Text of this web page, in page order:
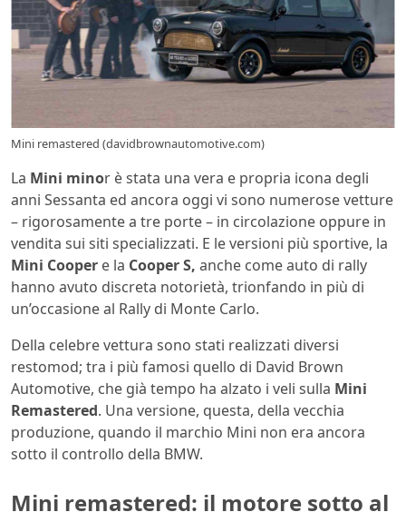
Mini remastered (davidbrownautomotive.com)
La Mini minor è stata una vera e propria icona degli
anni Sessanta ed ancora oggi vi sono numerose vetture
– rigorosamente a tre porte – in circolazione oppure in
vendita sui siti specializzati. E le versioni più sportive, la
Mini Cooper e la Cooper S, anche come auto di rally
hanno avuto discreta notorietà, trionfando in più di
un’occasione al Rally di Monte Carlo.
Della celebre vettura sono stati realizzati diversi
restomod; tra i più famosi quello di David Brown
Automotive, che già tempo ha alzato i veli sulla Mini
Remastered. Una versione, questa, della vecchia
produzione, quando il marchio Mini non era ancora
sotto il controllo della BMW.
Mini remastered: il motore sotto al